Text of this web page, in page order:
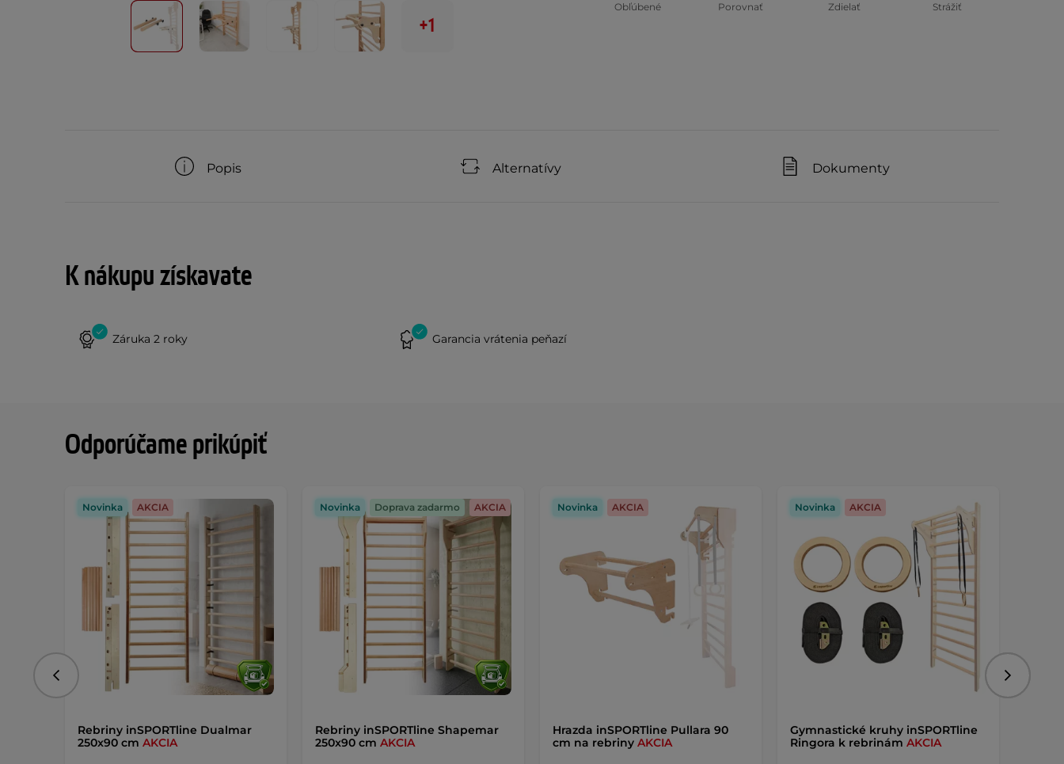
+1
Obľúbené Porovnať Zdielať Strážiť
Popis Alternatívy Dokumenty
K nákupu získavate
Záruka 2 roky Garancia vrátenia peňazí
Odporúčame prikúpiť
Rebriny inSPORTline Dualmar
250x90 cm AKCIA
Novinka AKCIA
Rebriny inSPORTline Shapemar
250x90 cm AKCIA
Novinka Doprava zadarmo AKCIA
Hrazda inSPORTline Pullara 90
cm na rebriny AKCIA
Novinka AKCIA
Gymnastické kruhy inSPORTline
Ringora k rebrinám AKCIA
Novinka AKCIA
Predchádzajúce